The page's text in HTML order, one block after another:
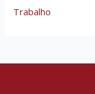
Trabalho